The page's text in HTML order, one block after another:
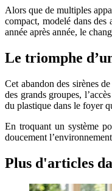
Alors que de multiples
compact, modelé dans des
année après année, le
Le triomphe
Cet abandon des sirènes
des grands groupes,
du plastique dans le foyer
En troquant un système
doucement
Plus d'articles